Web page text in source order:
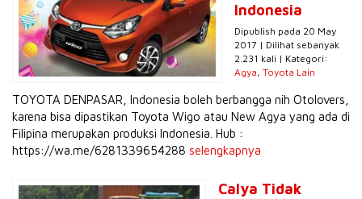
Indonesia
Dipublish pada 20 May
2017 | Dilihat sebanyak
2.231 kali | Kategori:
Agya, Toyota Lain
TOYOTA DENPASAR, Indonesia boleh berbangga nih Otolovers,
karena bisa dipastikan Toyota Wigo atau New Agya yang ada di
Filipina merupakan produksi Indonesia. Hub :
https://wa.me/6281339654288 selengkapnya
Calya Tidak